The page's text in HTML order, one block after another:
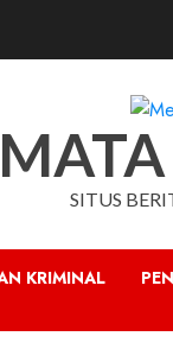
SITUS
KRIMINAL